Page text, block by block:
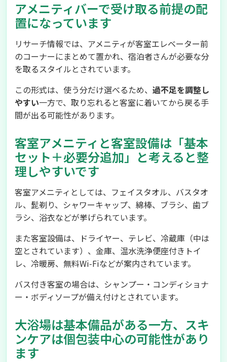
アメニティバーで受け取る前提の配
置になっています
リサーチ情報では、アメニティが客室エレベーター前
のコーナーにまとめて置かれ、宿泊者さんが必要な分
を取るスタイルとされています。
この形式は、使う分だけ選べるため、 過不足を調整し
やすい一方で、取り忘れると客室に着いてから戻る手
間が出る可能性があります。
客室アメニティと客室設備は「基本
セット＋必要分追加」と考えると整
理しやすいです
客室アメニティとしては、フェイスタオル、バスタオ
ル、髭剃り、シャワーキャップ、綿棒、ブラシ、歯ブ
ラシ、浴衣などが挙げられています。
また客室設備は、ドライヤー、テレビ、冷蔵庫（中は
空とされています）、金庫、温水洗浄便座付きトイ
レ、冷暖房、無料Wi‑Fiなどが案内されています。
バス付き客室の場合は、シャンプー・コンディショナ
ー・ボディソープが備え付けとされています。
大浴場は基本備品がある一方、スキ
ンケアは個包装中心の可能性があり
ます